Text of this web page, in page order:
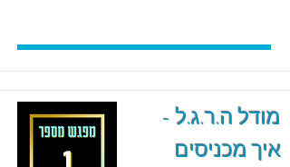
מודל ה.ר.ג.ל -
איך מכניסים